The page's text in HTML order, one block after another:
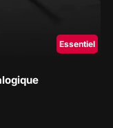
Essentiel